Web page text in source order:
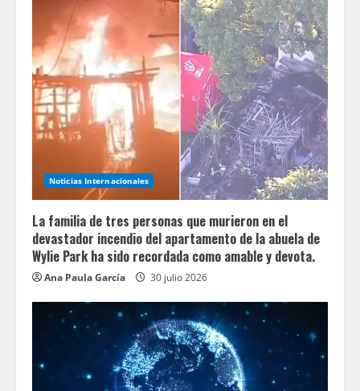
Noticias Internacionales
La familia de tres personas que murieron en el
devastador incendio del apartamento de la abuela de
Wylie Park ha sido recordada como amable y devota.
Ana Paula García 30 julio 2026